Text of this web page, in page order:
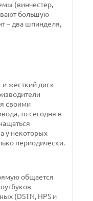
(винчестер,
большую
– два шпинделя,
и жесткий диск
своими
то сегодня в
у некоторых
периодически.
общается
(DSTN, HPS и